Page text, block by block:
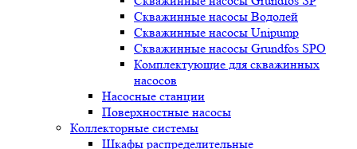
Скважинные насосы Водолей
Скважинные насосы Unipump
Скважинные насосы Grundfos SPO
Комплектующие для скважинных
насосов
Насосные станции
Поверхностные насосы
Коллекторные системы
Шкафы распределительные